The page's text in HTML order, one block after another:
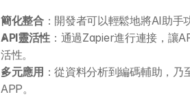
簡化整合：開發者可以輕鬆地將AI助手
API靈活性 ：通過Zapier進行連接，讓
活性。
多元應用 ：從資料分析到編碼輔助，
APP。